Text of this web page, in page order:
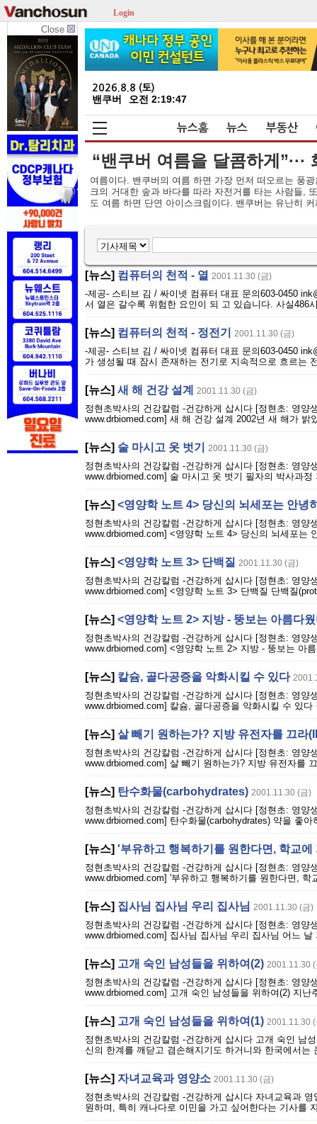
Login
Close
2026.8.8 (토)
밴쿠버 오전 2:19:47
뉴스홈 뉴스 부동산
“밴쿠버 여름을 달콤하게”···
여름이다. 밴쿠버의 여름 하면 가장 먼저 떠오르는 풍
크의 거대한 숲과 바다를 따라 자전거를 타는 사람들,
도 여름 하면 단연 아이스크림이다. 밴쿠버는 유난히
[뉴스] 컴퓨터의 천적 - 열 2001.11.30 (금)
-제공- 스티브 김 / 싸이넷 컴퓨터 대표 문의603-0450
서 열은 갈수록 위험한 요인이 되 고 있습니다. 사실486
[뉴스] 컴퓨터의 천적 - 정전기 2001.11.30 (금)
-제공- 스티브 김 / 싸이넷 컴퓨터 대표 문의603-0450
가 생성될 때 잠시 존재하는 전기로 지속적으로 흐르는
[뉴스] 새 해 건강 설계 2001.11.30 (금)
정현초박사의 건강칼럼 -건강하게 삽시다 [정현초: 영양
www.drbiomed.com] 새 해 건강 설계 2002년 새 해가
[뉴스] 술 마시고 옷 벗기 2001.11.30 (금)
정현초박사의 건강칼럼 -건강하게 삽시다 [정현초: 영양
www.drbiomed.com] 술 마시고 옷 벗기 필자의 박사과
[뉴스] <영양학 노트 4> 당신의 뇌세포는 안녕
정현초박사의 건강칼럼 -건강하게 삽시다 [정현초: 영양
www.drbiomed.com] <영양학 노트 4> 당신의 뇌세포는
[뉴스] <영양학 노트 3> 단백질 2001.11.30 (금)
정현초박사의 건강칼럼 -건강하게 삽시다 [정현초: 영양
www.drbiomed.com] <영양학 노트 3> 단백질 단백질
[뉴스] <영양학 노트 2> 지방 - 뚱보는 아름다
정현초박사의 건강칼럼 -건강하게 삽시다 [정현초: 영양
www.drbiomed.com] <영양학 노트 2> 지방 - 뚱보는 아
[뉴스] 칼슘, 골다공증을 악화시킬 수 있다
정현초박사의 건강칼럼 -건강하게 삽시다 [정현초: 영양
www.drbiomed.com] 칼슘, 골다공증을 악화시킬 수 있
[뉴스] 살 빼기 원하는가? 지방 유전자를 끄라
정현초박사의 건강칼럼 -건강하게 삽시다 [정현초: 영양
www.drbiomed.com] 살 빼기 원하는가? 지방 유전자를
[뉴스] 탄수화물(carbohydrates) 2001.11.30 (금)
정현초박사의 건강칼럼 -건강하게 삽시다 [정현초: 영양
www.drbiomed.com] 탄수화물(carbohydrates) 약을 좋
[뉴스] '부유하고 행복하기를 원한다면, 학교
정현초박사의 건강칼럼 -건강하게 삽시다 [정현초: 영양
www.drbiomed.com] '부유하고 행복하기를 원한다면,
[뉴스] 집사님 집사님 우리 집사님 2001.11.30 (금)
정현초박사의 건강칼럼 -건강하게 삽시다 [정현초: 영양
www.drbiomed.com] 집사님 집사님 우리 집사님 어느
[뉴스] 고개 숙인 남성들을 위하여(2) 2001.11.30 (
정현초박사의 건강칼럼 -건강하게 삽시다 [정현초: 영양
www.drbiomed.com] 고개 숙인 남성들을 위하여(2) 지
[뉴스] 고개 숙인 남성들을 위하여(1) 2001.11.30 (
정현초박사의 건강칼럼 -건강하게 삽시다 고개 숙인 남
신의 한계를 깨닫고 겸손해지기도 하거니와 한국에서
[뉴스] 자녀교육과 영양소 2001.11.30 (금)
정현초박사의 건강칼럼 -건강하게 삽시다 자녀교육과
원하며, 특히 캐나다로 이민을 가고 싶어한다는 기사를